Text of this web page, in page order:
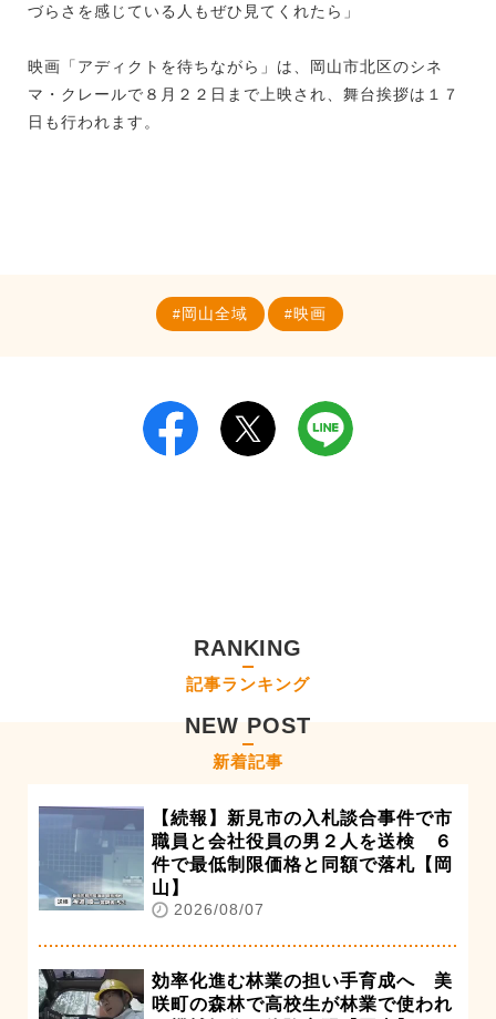
づらさを感じている人もぜひ見てくれたら」
映画「アディクトを待ちながら」は、岡山市北区のシネ
マ・クレールで８月２２日まで上映され、舞台挨拶は１７
日も行われます。
岡山全域 映画
RANKING
記事ランキング
NEW POST
新着記事
【続報】新見市の入札談合事件で市
職員と会社役員の男２人を送検 ６
件で最低制限価格と同額で落札【岡
山】
2026/08/07
効率化進む林業の担い手育成へ 美
咲町の森林で高校生が林業で使われ